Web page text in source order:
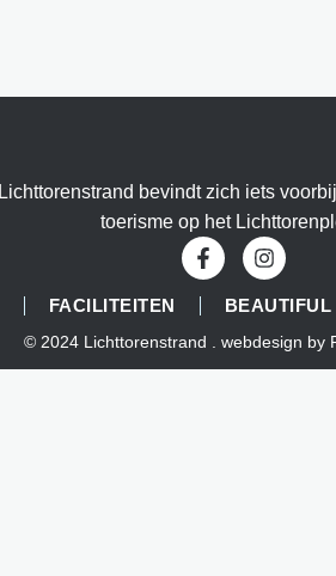
Lichttorenstrand bevindt zich iets
toerisme op het
FACILITEITEN BEAUTIFUL
© 2024 Lichttorenstrand . webdesign by